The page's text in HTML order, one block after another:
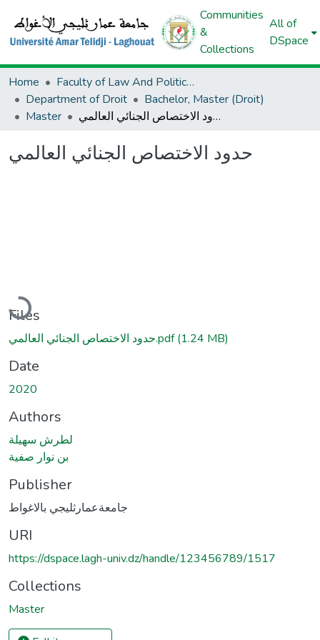
Communities
&
Collections
All of
DSpace
Home
Faculty of Law And Political Science
Department of Droit
Bachelor, Master (Droit)
Master
حدود الاختصاص الجنائي العالمي
حدود الاختصاص الجنائي العالمي
Loading...
Files
حدود الاختصاص الجنائي العالمي.pdf(1.24 MB)
Date
2020
Authors
لطرش سهيلة
بن نوار صفية
Publisher
جامعةعمارثليجي بالاغواط
URI
https://dspace.lagh-univ.dz/handle/123456789/1517
Collections
Master